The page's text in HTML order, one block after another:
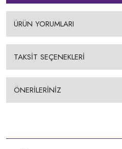
ÜRÜN YORUMLARI
TAKSİT SEÇENEKLERİ
ÖNERİLERİNİZ